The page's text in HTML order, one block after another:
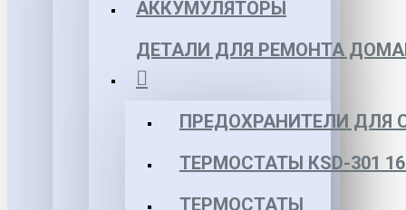
АККУМУЛЯТОРЫ
ДЕТАЛИ ДЛЯ РЕМОНТА
ПРЕДОХРАНИТЕЛИ ДЛЯ
ТЕРМОСТАТЫ КSD-301
ТЕРМОСТАТЫ